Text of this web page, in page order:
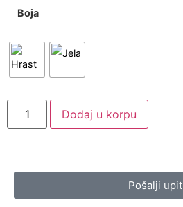
Boja
Dodaj u korpu
Pošalji upit